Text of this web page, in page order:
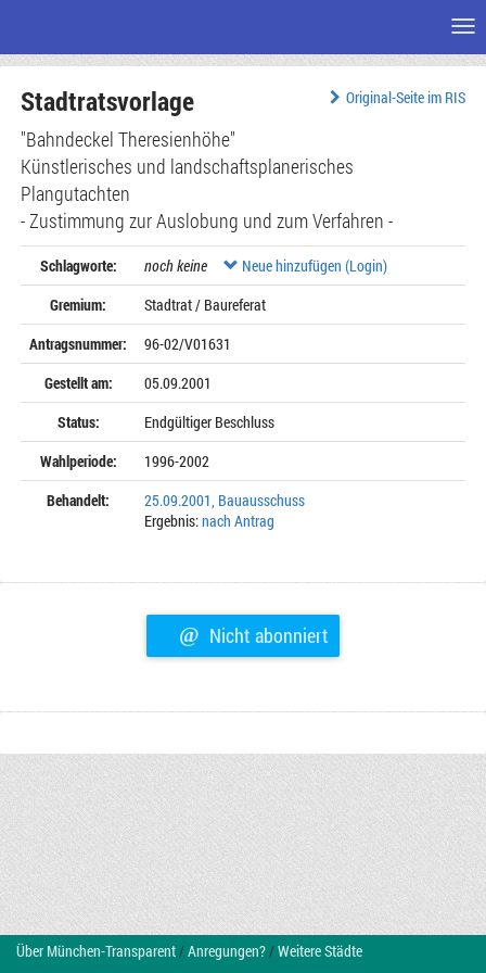
Seiteninhalt
Original-Seite im RIS
Stadtratsvorlage
"Bahndeckel Theresienhöhe"
Künstlerisches und landschaftsplanerisches
Plangutachten
- Zustimmung zur Auslobung und zum Verfahren -
Schlagworte: noch keine
Neue hinzufügen (Login)
Gremium:
Stadtrat / Baureferat
Antragsnummer:
96-02/V01631
Gestellt am:
05.09.2001
Status:
Endgültiger Beschluss
Wahlperiode:
1996-2002
Behandelt:
25.09.2001, Bauausschuss
Ergebnis:nach Antrag
@ Nicht abonniert
Über München-Transparent/Anregungen?/Weitere Städte